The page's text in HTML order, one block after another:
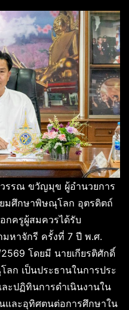
รรณ ขวัญมุข ผู้อำนวยการ
มศึกษาพิษณุโลก อุตรดิตถ์
กครูผู้สมควรได้รับ
มหาจักรี ครั้งที่ 7 ปี พ.ศ.
โดยมี นายเกียรติศักดิ์
ก เป็นประธานในการประ
ะปฏิทินการดำเนินงานใน
และอุทิศตนต่อการศึกษาใน